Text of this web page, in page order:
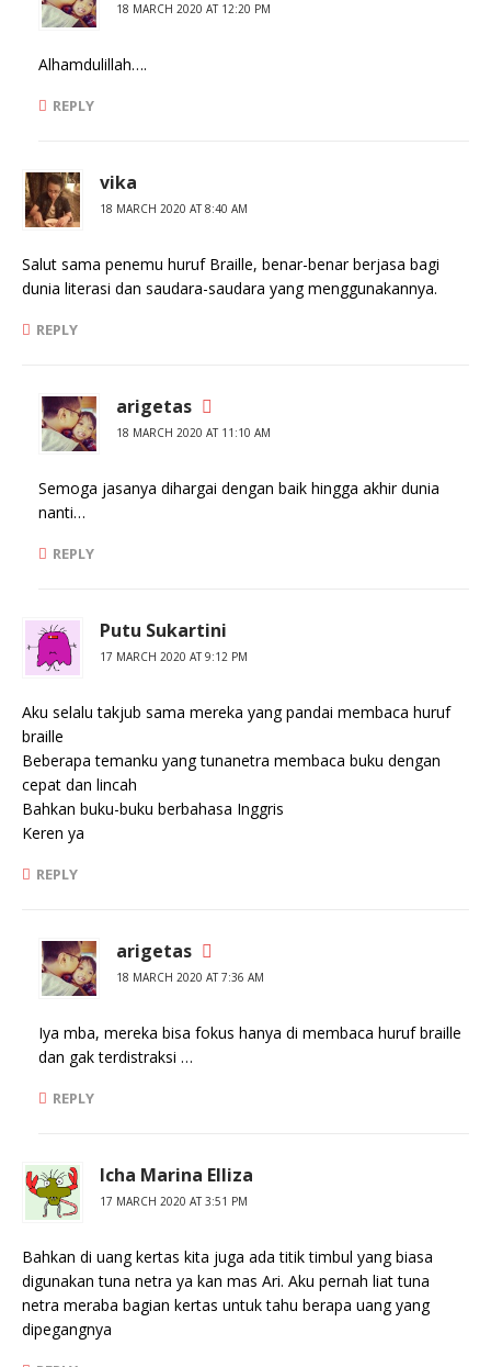
18 MARCH 2020 AT 12:20 PM
Alhamdulillah….
REPLY
vika
18 MARCH 2020 AT 8:40 AM
Salut sama penemu huruf Braille, benar-benar berjasa bagi
dunia literasi dan saudara-saudara yang menggunakannya.
REPLY
arigetas
18 MARCH 2020 AT 11:10 AM
Semoga jasanya dihargai dengan baik hingga akhir dunia
nanti…
REPLY
Putu Sukartini
17 MARCH 2020 AT 9:12 PM
Aku selalu takjub sama mereka yang pandai membaca huruf
braille
Beberapa temanku yang tunanetra membaca buku dengan
cepat dan lincah
Bahkan buku-buku berbahasa Inggris
Keren ya
REPLY
arigetas
18 MARCH 2020 AT 7:36 AM
Iya mba, mereka bisa fokus hanya di membaca huruf braille
dan gak terdistraksi …
REPLY
Icha Marina Elliza
17 MARCH 2020 AT 3:51 PM
Bahkan di uang kertas kita juga ada titik timbul yang biasa
digunakan tuna netra ya kan mas Ari. Aku pernah liat tuna
netra meraba bagian kertas untuk tahu berapa uang yang
dipegangnya